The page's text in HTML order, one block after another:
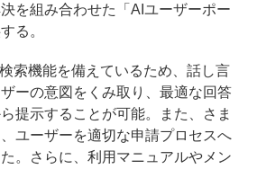
を組み合わせた「AIユーザーポー
る。
索機能を備えているため、話し言
ーの意図をくみ取り、最適な回答
提示することが可能。また、さま
ユーザーを適切な申請プロセスへ
。さらに、利用マニュアルやメン